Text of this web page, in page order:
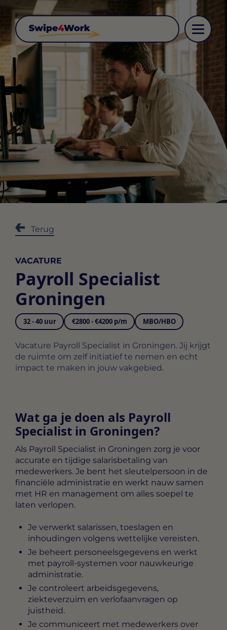
Terug
VACATURE
Payroll Specialist
Groningen
32 - 40 uur €2800 - €4200 p/m MBO/HBO
Vacature Payroll Specialist in Groningen. Jij krijgt
de ruimte om zelf initiatief te nemen en echt
impact te maken in jouw vakgebied.
Wat ga je doen als Payroll
Specialist in Groningen?
Als Payroll Specialist in Groningen zorg je voor
accurate en tijdige salarisbetaling van
medewerkers. Je bent het sleutelpersoon in de
financiële administratie en werkt nauw samen
met HR en management om alles soepel te
laten verlopen.
Je verwerkt salarissen, toeslagen en
inhoudingen volgens wettelijke vereisten.
Je beheert personeelsgegevens en werkt
met payroll-systemen voor nauwkeurige
administratie.
Je controleert arbeidsgegevens,
ziekteverzuim en verlofaanvragen op
juistheid.
Je communiceert met medewerkers over